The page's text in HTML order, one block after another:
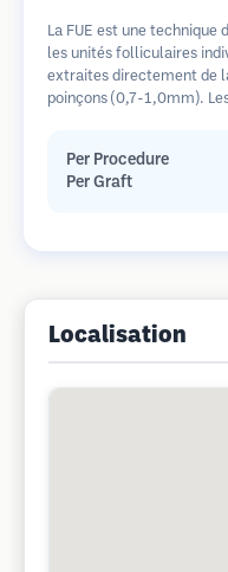
La FUE est une technique
les unités folliculaires
extraites directement de
poinçons (0,7-1,0mm).
guérison plus rapide par
en bandelette.
Per Procedure
Per Graft
Localisation